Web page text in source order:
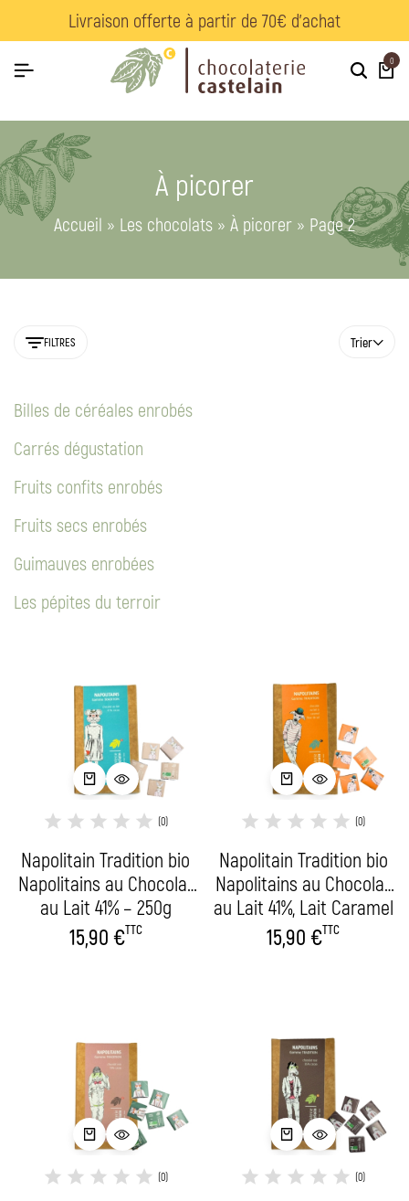
Livraison offerte à partir de 70€ d’achat
0
À picorer
Accueil » Les chocolats » À picorer » Page 2
FILTRES Trier
Billes de céréales enrobés
Carrés dégustation
Fruits confits enrobés
Fruits secs enrobés
Guimauves enrobées
Les pépites du terroir
(0)
Napolitain Tradition bio
Napolitains au Chocolat
au Lait 41% – 250g
15,90 €TTC
(0)
Napolitain Tradition bio
Napolitains au Chocolat
au Lait 41%, Lait Caramel
Fleur de sel – 250g
15,90€TTC
(0) (0)